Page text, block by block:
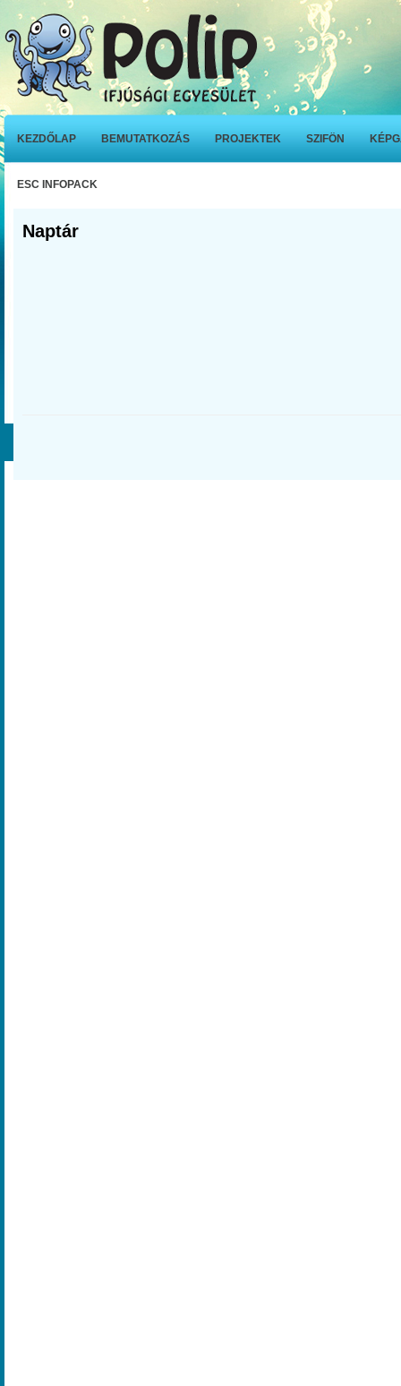
KEZDŐLAP BEMUTATKOZÁS PROJEKTEK SZIFÖN
ESC INFOPACK
Naptár